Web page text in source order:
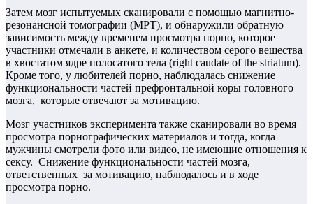
Затем мозг испытуемых сканировали с помощью магнитно-
резонансной томографии (МРТ), и обнаружили обратную
зависимость между временем просмотра порно, которое
участники отмечали в анкете, и количеством серого вещества
в хвостатом ядре полосатого тела (right caudate of the striatum).
Кроме того, у любителей порно, наблюдалась снижение
функциональности частей префронтальной коры головного
мозга, которые отвечают за мотивацию.
Мозг участников эксперимента также сканировали во время
просмотра порнографических материалов и тогда, когда
мужчины смотрели фото или видео, не имеющие отношения к
сексу. Снижение функциональности частей мозга,
ответственных за мотивацию, наблюдалось и в ходе
просмотра порно.